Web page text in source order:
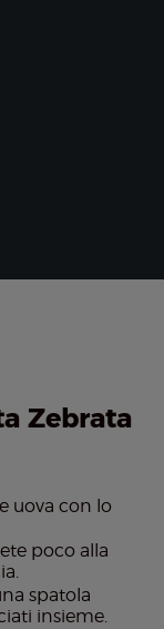
Zebrata
uova con lo
poco alla
spatola
insieme.